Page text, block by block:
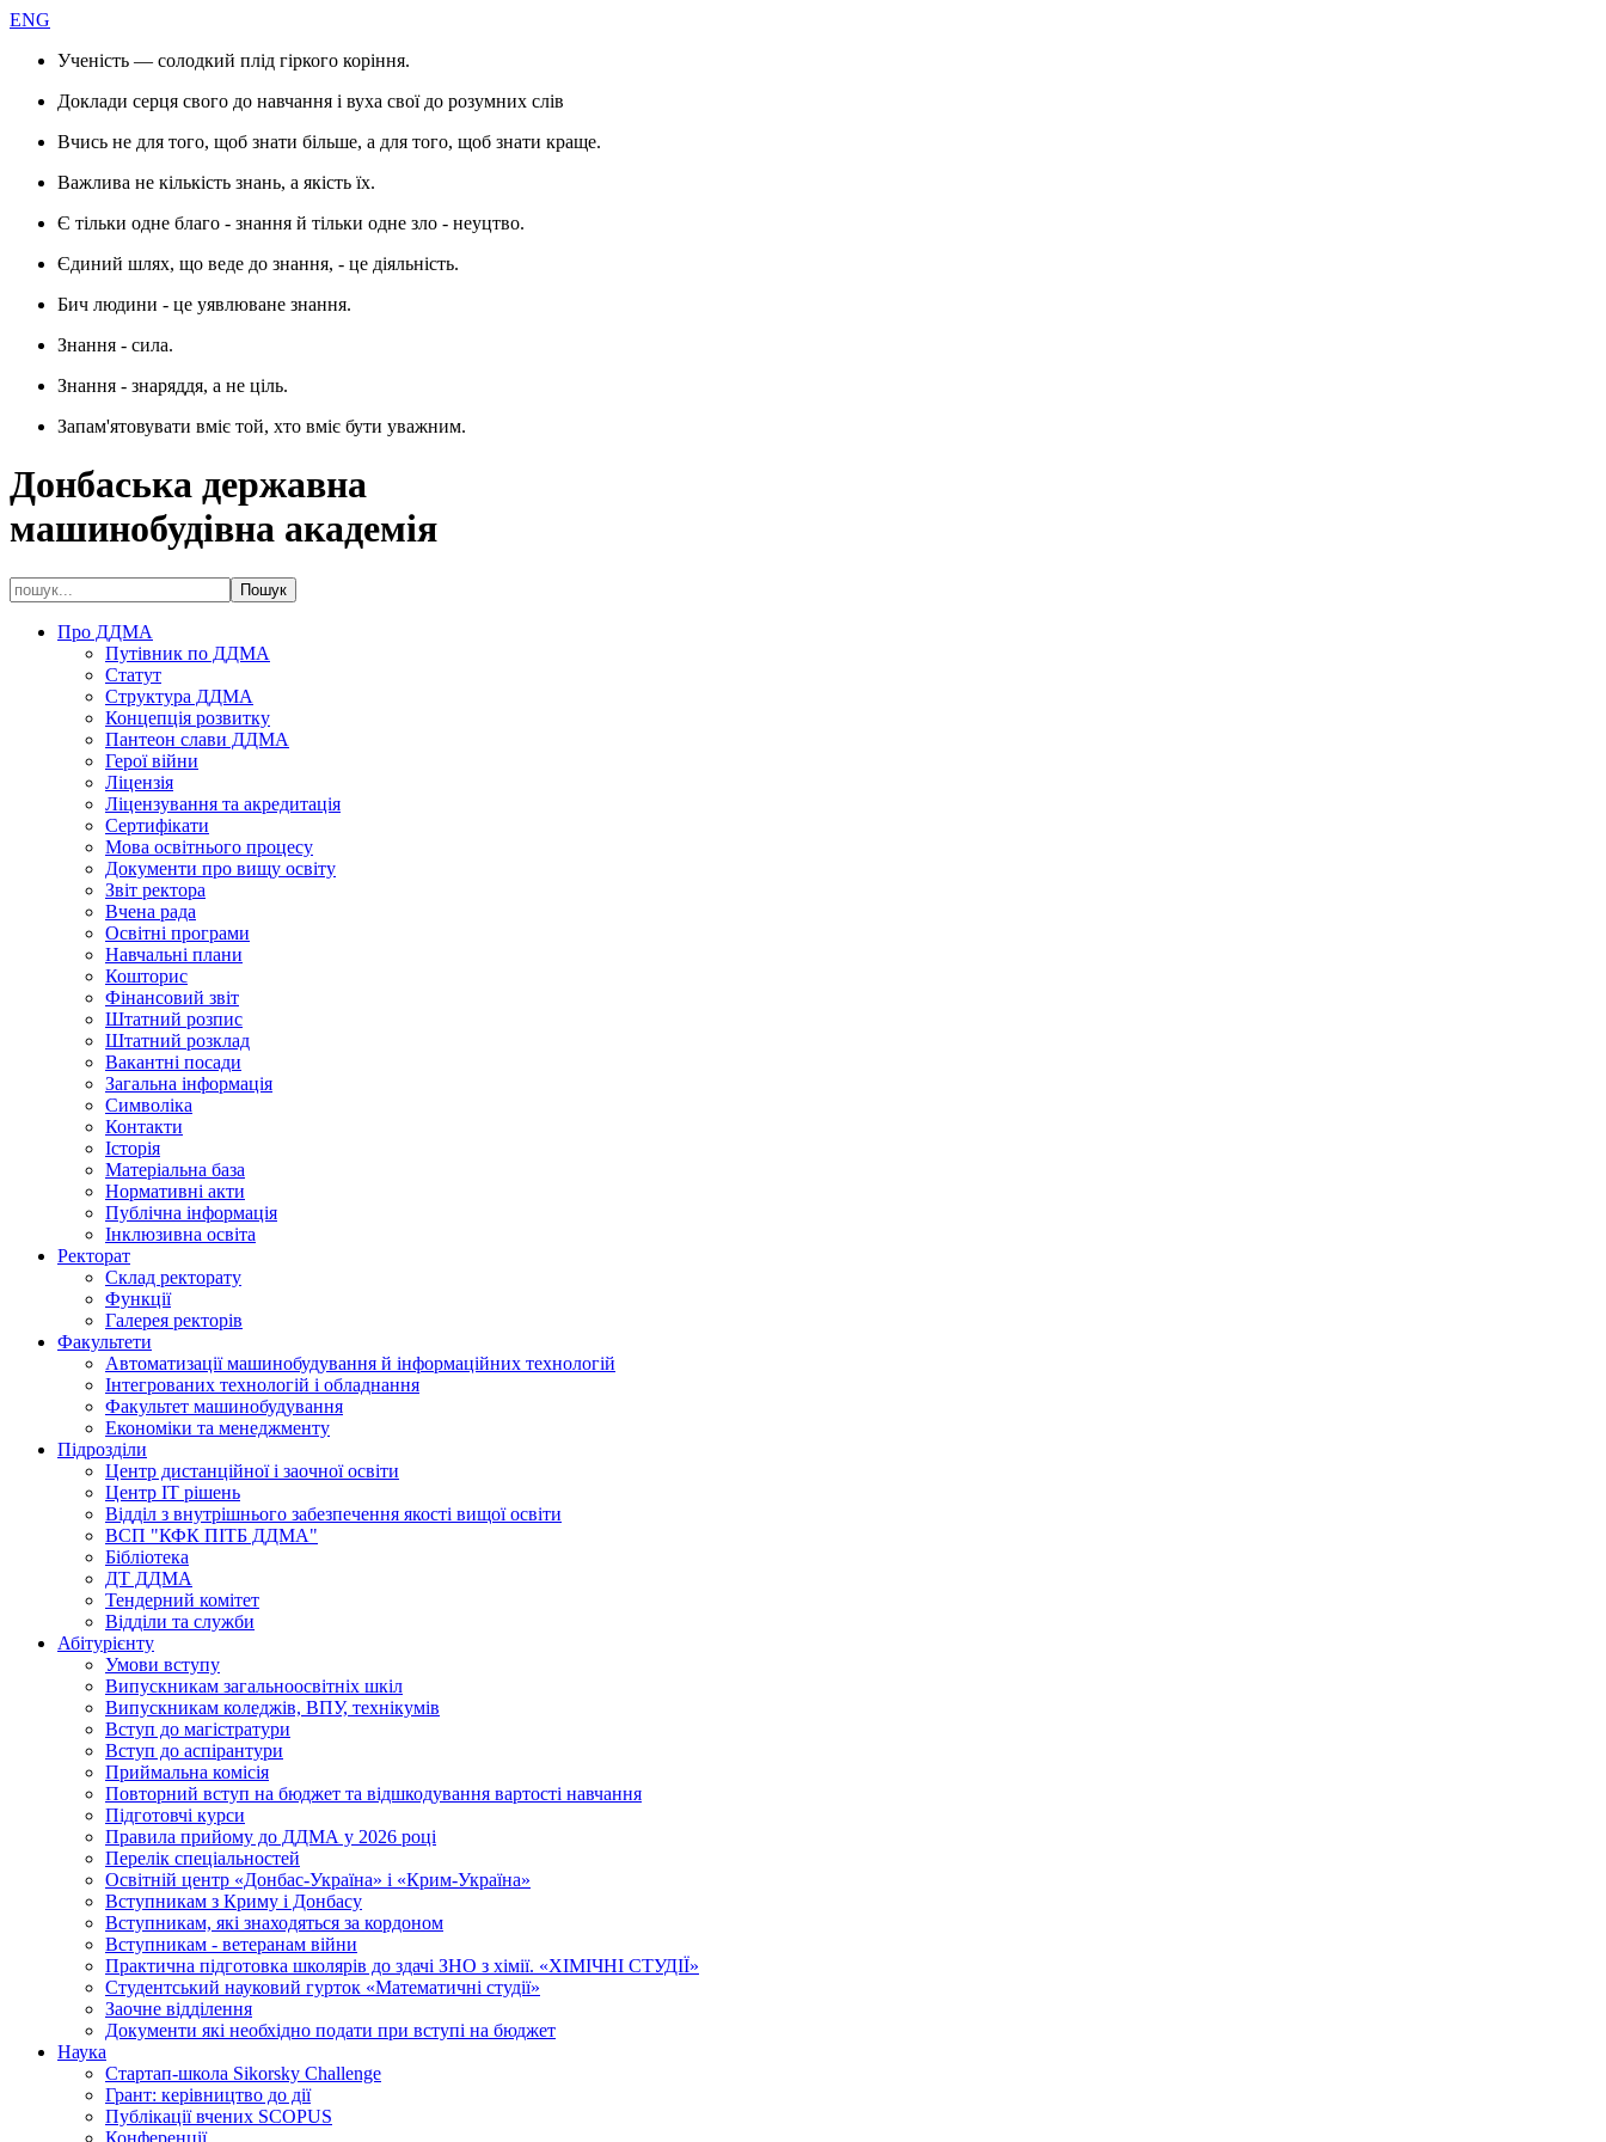
ENG
Ученість — солодкий плід гіркого коріння.
Доклади серця свого до навчання і вуха свої до розумних слів
Вчись не для того, щоб знати більше, а для того, щоб знати краще.
Важлива не кількість знань, а якість їх.
Є тільки одне благо - знання й тільки одне зло - неуцтво.
Єдиний шлях, що веде до знання, - це діяльність.
Бич людини - це уявлюване знання.
Знання - сила.
Знання - знаряддя, а не ціль.
Запам'ятовувати вміє той, хто вміє бути уважним.
Донбаська державна
машинобудівна академія
Про ДДМА
Путівник по ДДМА
Статут
Структура ДДМА
Концепція розвитку
Пантеон слави ДДМА
Герої війни
Ліцензія
Ліцензування та акредитація
Сертифікати
Мова освітнього процесу
Документи про вищу освіту
Звіт ректора
Вчена рада
Освітні програми
Навчальні плани
Кошторис
Фінансовий звіт
Штатний розпис
Штатний розклад
Вакантні посади
Загальна інформація
Символіка
Контакти
Історія
Матеріальна база
Нормативні акти
Публічна інформація
Інклюзивна освіта
Ректорат
Склад ректорату
Функції
Галерея ректорів
Факультети
Автоматизації машинобудування й інформаційних технологій
Інтегрованих технологій і обладнання
Факультет машинобудування
Економіки та менеджменту
Підрозділи
Центр дистанційної і заочної освіти
Центр ІТ рішень
Відділ з внутрішнього забезпечення якості вищої освіти
ВСП "КФК ПІТБ ДДМА"
Бібліотека
ДТ ДДМА
Тендерний комітет
Відділи та служби
Абітурієнту
Умови вступу
Випускникам загальноосвітніх шкіл
Випускникам коледжів, ВПУ, технікумів
Вступ до магістратури
Вступ до аспірантури
Приймальна комісія
Повторний вступ на бюджет та відшкодування вартості навчання
Підготовчі курси
Правила прийому до ДДМА у 2026 році
Перелік спеціальностей
Освітній центр «Донбас-Україна» і «Крим-Україна»
Вступникам з Криму і Донбасу
Вступникам, які знаходяться за кордоном
Вступникам - ветеранам війни
Практична підготовка школярів до здачі ЗНО з хімії. «ХІМІЧНІ СТУДІЇ»
Студентський науковий гурток «Математичні студії»
Заочне відділення
Документи які необхідно подати при вступі на бюджет
Наука
Стартап-школа Sikorsky Challenge
Грант: керівництво до дії
Публікації вчених SCOPUS
Конференції